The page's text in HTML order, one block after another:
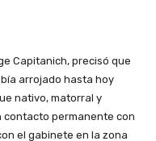
Capitanich, precisó que
arrojado hasta hoy
nativo, matorral y
contacto permanente con
el gabinete en la zona